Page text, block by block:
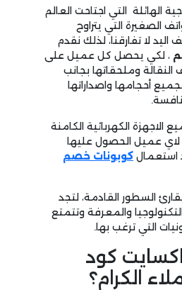
الهائلة التي اجتاحت العالم
الصغيرة التي يتراوح
لا تفارقنا، لذلك نقدم
، لكي يحصل كل عميل على
النقالة وملحقاتها بجانب
بجميع أحجامها واصداراتها
الاجهزة الكهربائية الكامنة
لاي عميل الحصول عليها
كوبونات خصم
السطور القادمة، لتجد
والمعرفة وتتمتع
التي ترغب بها.
كود
الكرام؟